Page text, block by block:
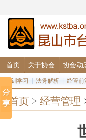
首页 关于协会 协会动
培训学习 法务解析 经管前
首页 > 经营管理